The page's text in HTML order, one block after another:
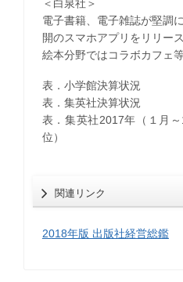
＜白泉社＞
電子書籍、電子雑誌が堅調
開のスマホアプリをリリース
絵本分野ではコラボカフェ
表．小学館決算状況
表．集英社決算状況
表．集英社2017年（１月
位）
関連リンク
2018年版 出版社経営総鑑